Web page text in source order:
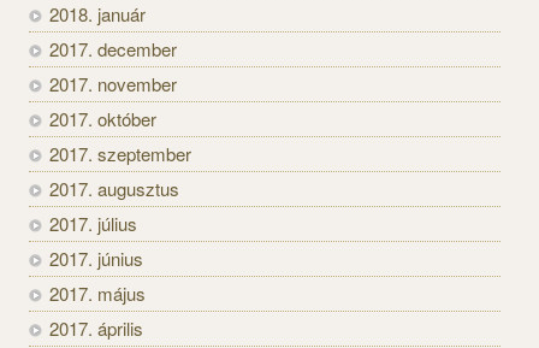
2018. január
2017. december
2017. november
2017. október
2017. szeptember
2017. augusztus
2017. július
2017. június
2017. május
2017. április